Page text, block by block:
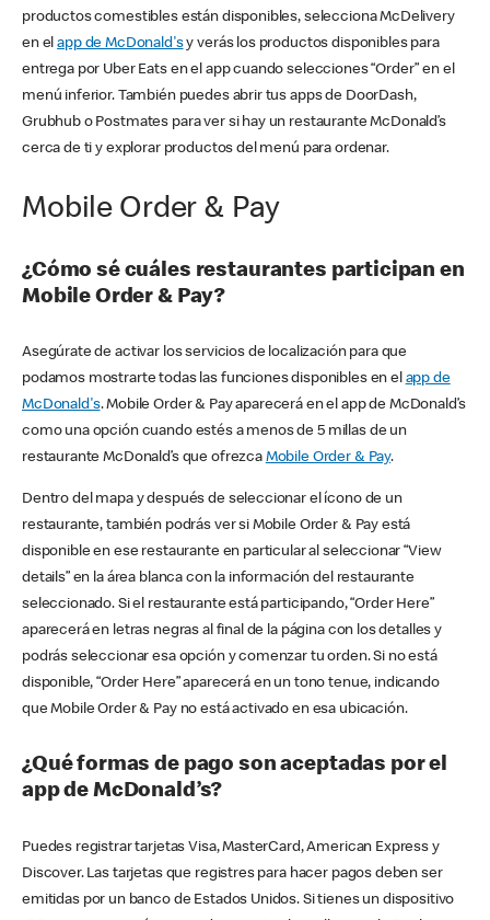
productos comestibles están disponibles, selecciona McDelivery
en elapp de McDonald'sy verás los productos disponibles para
entrega por Uber Eats en el app cuando selecciones “Order” en el
menú inferior. También puedes abrir tus apps de DoorDash,
Grubhub o Postmates para ver si hay un restaurante McDonald’s
cerca de ti y explorar productos del menú para ordenar.
Mobile Order & Pay
¿Cómo sé cuáles restaurantes participan en
Mobile Order & Pay?
Asegúrate de activar los servicios de localización para que
podamos mostrarte todas las funciones disponibles en el app de
McDonald's. Mobile Order & Pay aparecerá en el app de McDonald’s
como una opción cuando estés a menos de 5 millas de un
restaurante McDonald’s que ofrezca Mobile Order & Pay.
Dentro del mapa y después de seleccionar el ícono de un
restaurante, también podrás ver si Mobile Order & Pay está
disponible en ese restaurante en particular al seleccionar “View
details” en la área blanca con la información del restaurante
seleccionado. Si el restaurante está participando, “Order Here”
aparecerá en letras negras al final de la página con los detalles y
podrás seleccionar esa opción y comenzar tu orden. Si no está
disponible, “Order Here” aparecerá en un tono tenue, indicando
que Mobile Order & Pay no está activado en esa ubicación.
¿Qué formas de pago son aceptadas por el
app de McDonald’s?
Puedes registrar tarjetas Visa, MasterCard, American Express y
Discover. Las tarjetas que registres para hacer pagos deben ser
emitidas por un banco de Estados Unidos. Si tienes un dispositivo